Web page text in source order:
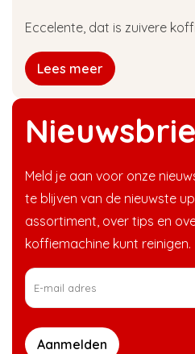
Meld je aan voor onze
te blijven van de nieuwste
assortiment, over tips en
koffiemachine kunt reinigen.
Aanmelden
Eccelente, dat is zuivere
Lees meer